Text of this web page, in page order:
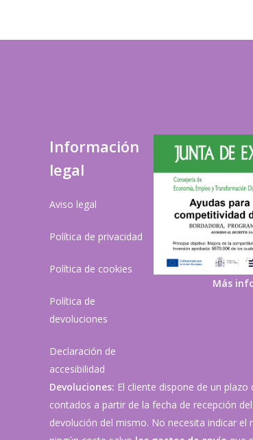
Información
legal
Aviso legal
Política de privacidad
Política de cookies
Política de
devoluciones
Declaración de
accesibilidad
Más
Devoluciones: El cliente dispone de un plazo
contados a partir de la fecha de recepción
devolución del mismo. No necesita indicar el